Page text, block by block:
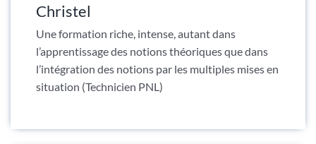
Christel
Une formation riche, intense, autant dans
l’apprentissage des notions théoriques que dans
l’intégration des notions par les multiples mises en
situation (Technicien PNL)